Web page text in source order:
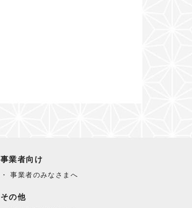
事業者向け
事業者のみなさまへ
その他